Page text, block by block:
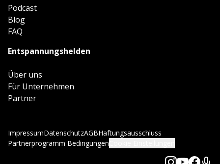
Podcast
Blog
FAQ
Entspannungshelden
Über uns
Für Unternehmen
Partner
ImpressumDatenschutzAGBHaftungsausschluss
Partnerprogramm Bedingungen